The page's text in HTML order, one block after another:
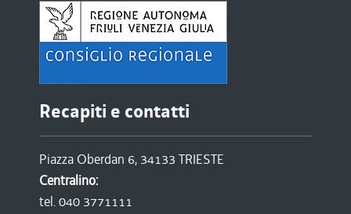
Recapiti e contatti
Piazza Oberdan 6, 34133 TRIESTE
Centralino:
tel. 040 3771111